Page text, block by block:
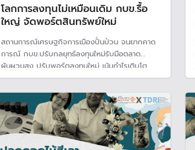
โลกการลงทุนไม่เหมือนเดิม กบข.รื้อ
ใหญ่ จัดพอร์ตสินทรัพย์ใหม่
สถานการณ์เศรษฐกิจการเมืองปั่นป่วน จนยากคาด
การณ์ กบข.ปรับกลยุทธ์ลงทุนใหม่รับมือตลาด
ผันผวนสูง ปรับพอร์ตลงทุนใหม่ เน้นกำไรเติบโต
พร้อมกระจายความเสี่ยงมากขึ้น ระบุปี 69 คาด
และการเปลี่ยนแปลงสภาพภูมิอากาศ